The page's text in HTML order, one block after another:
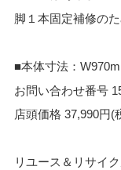
脚１本固定補修のた
■本体寸法：
お問い合わせ番号
店頭価格 37,990円(
リユース＆リサイ